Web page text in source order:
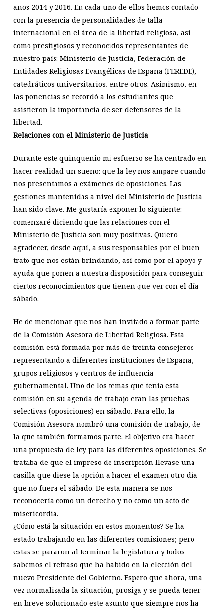
años 2014 y 2016. En cada uno de ellos hemos contado
con la presencia de personalidades de talla
internacional en el área de la libertad religiosa, así
como prestigiosos y reconocidos representantes de
nuestro país: Ministerio de Justicia, Federación de
Entidades Religiosas Evangélicas de España (FEREDE),
catedráticos universitarios, entre otros. Asimismo, en
las ponencias se recordó a los estudiantes que
asistieron la importancia de ser defensores de la
libertad.
Relaciones con el Ministerio de Justicia
Durante este quinquenio mi esfuerzo se ha centrado en
hacer realidad un sueño: que la ley nos ampare cuando
nos presentamos a exámenes de oposiciones. Las
gestiones mantenidas a nivel del Ministerio de Justicia
han sido clave. Me gustaría exponer lo siguiente:
comenzaré diciendo que las relaciones con el
Ministerio de Justicia son muy positivas. Quiero
agradecer, desde aquí, a sus responsables por el buen
trato que nos están brindando, así como por el apoyo y
ayuda que ponen a nuestra disposición para conseguir
ciertos reconocimientos que tienen que ver con el día
sábado.
He de mencionar que nos han invitado a formar parte
de la Comisión Asesora de Libertad Religiosa. Esta
comisión está formada por más de treinta consejeros
representando a diferentes instituciones de España,
grupos religiosos y centros de influencia
gubernamental. Uno de los temas que tenía esta
comisión en su agenda de trabajo eran las pruebas
selectivas (oposiciones) en sábado. Para ello, la
Comisión Asesora nombró una comisión de trabajo, de
la que también formamos parte. El objetivo era hacer
una propuesta de ley para las diferentes oposiciones. Se
trataba de que el impreso de inscripción llevase una
casilla que diese la opción a hacer el examen otro día
que no fuera el sábado. De esta manera se nos
reconocería como un derecho y no como un acto de
misericordia.
¿Cómo está la situación en estos momentos? Se ha
estado trabajando en las diferentes comisiones; pero
estas se pararon al terminar la legislatura y todos
sabemos el retraso que ha habido en la elección del
nuevo Presidente del Gobierno. Espero que ahora, una
vez normalizada la situación, prosiga y se pueda tener
en breve solucionado este asunto que siempre nos ha